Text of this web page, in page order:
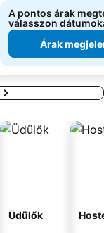
A pontos árak
válasszon
Árak
Üdülők